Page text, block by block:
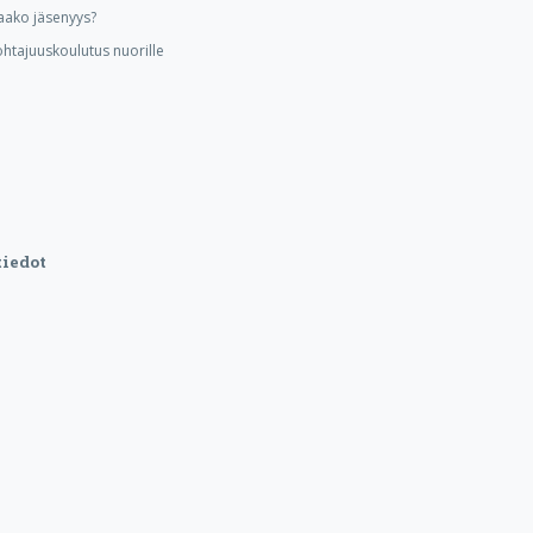
jäsenyys?
nuorille